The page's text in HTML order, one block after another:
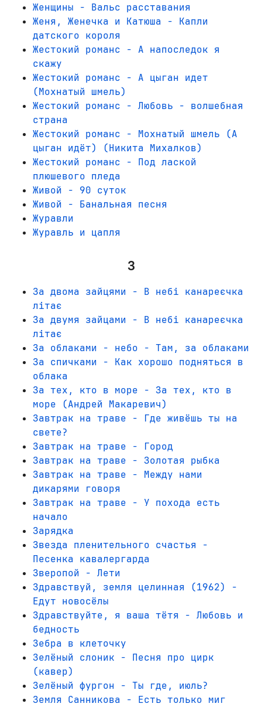
Женщины - Вальс расставания
Женя, Женечка и Катюша - Капли
датского короля
Жестокий романс - А напоследок я
скажу
Жестокий романс - А цыган идет
(Мохнатый шмель)
Жестокий романс - Любовь - волшебная
страна
Жестокий романс - Мохнатый шмель (А
цыган идёт) (Никита Михалков)
Жестокий романс - Под лаской
плюшевого пледа
Живой - 90 суток
Живой - Банальная песня
Жуpaвли
Журавль и цапля
З
За двома зайцями - В небі канареєчка
літає
За двумя зайцами - В небі канареєчка
літає
За облаками - небо - Там, за облаками
За спичками - Как хорошо подняться в
облака
За тех, кто в море - За тех, кто в
море (Андрей Макаревич)
Завтрак на траве - Где живёшь ты на
свете?
Завтрак на траве - Город
Завтрак на траве - Золотая рыбка
Завтрак на траве - Между нами
дикарями говоря
Завтрак на траве - У похода есть
начало
Зарядка
Звезда пленительного счастья -
Песенка кавалергарда
Зверопой - Лети
Здравствуй, земля целинная (1962) -
Едут новосёлы
Здравствуйте, я ваша тётя - Любовь и
бедность
Зебра в клеточку
Зелёный слоник - Песня про цирк
(кавер)
Зелёный фургон - Ты где, июль?
Земля Санникова - Есть только миг